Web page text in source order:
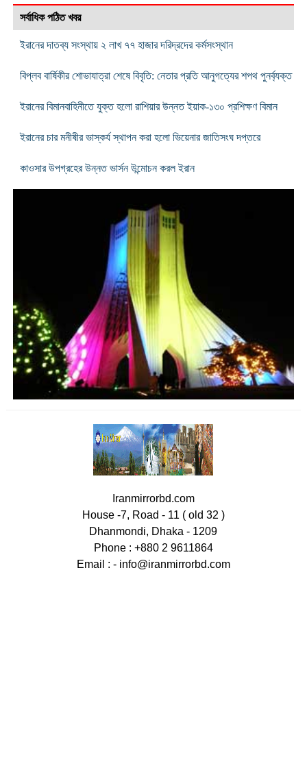
সর্বাধিক পঠিত খবর
ইরানের দাতব্য সংস্থায় ২ লাখ ৭৭ হাজার দরিদ্রদের কর্মসংস্থান
বিপ্লব বার্ষিকীর শোভাযাত্রা শেষে বিবৃতি: নেতার প্রতি আনুগত্যের শপথ পুনর্ব্যক্ত
ইরানের বিমানবাহিনীতে যুক্ত হলো রাশিয়ার উন্নত ইয়াক-১৩০ প্রশিক্ষণ বিমান
ইরানের চার মনীষীর ভাস্কর্য স্থাপন করা হলো ভিয়েনার জাতিসংঘ দপ্তরে
কাওসার উপগ্রহের উন্নত ভার্সন উন্মোচন করল ইরান
Iranmirrorbd.com
House -7, Road - 11 ( old 32 )
Dhanmondi, Dhaka - 1209
Phone : +880 2 9611864
Email : - info@iranmirrorbd.com